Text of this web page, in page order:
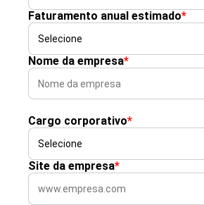
Faturamento anual estimado*
Nome da empresa*
Cargo corporativo*
Site da empresa*